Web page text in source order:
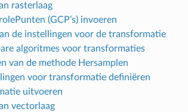
rasterlaag
(GCP’s) invoeren
de instellingen voor de transformatie
algoritmes voor transformaties
van de methode Hersamplen
voor transformatie definiëren
uitvoeren
vectorlaag